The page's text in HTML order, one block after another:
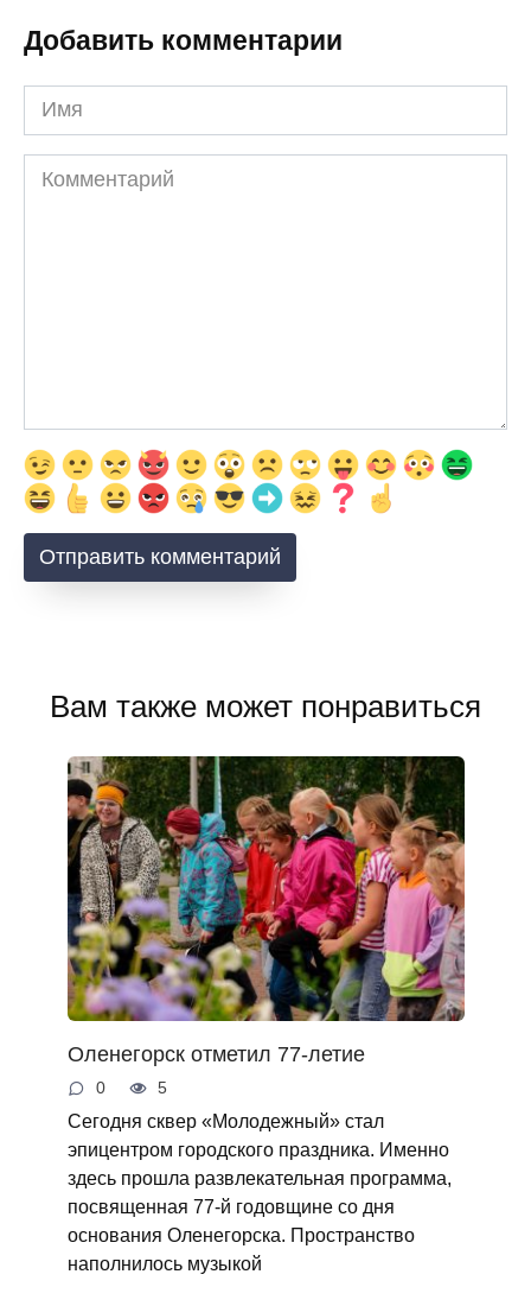
Добавить комментарии
Имя
Комментарий
Вам также может понравиться
Оленегорск отметил 77-летие
0 5
Сегодня сквер «Молодежный» стал
эпицентром городского праздника. Именно
здесь прошла развлекательная программа,
посвященная 77-й годовщине со дня
основания Оленегорска. Пространство
наполнилось музыкой